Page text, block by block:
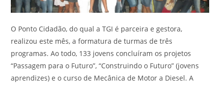
O Ponto Cidadão, do qual a TGI é parceira e gestora,
realizou este mês, a formatura de turmas de três
programas. Ao todo, 133 jovens concluíram os projetos
“Passagem para o Futuro”, “Construindo o Futuro” (jovens
aprendizes) e o curso de Mecânica de Motor a Diesel. A